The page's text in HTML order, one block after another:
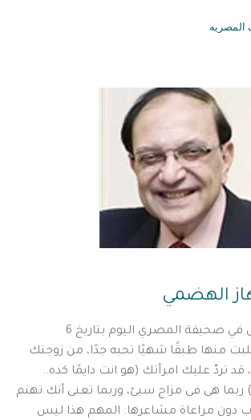
المصريه
الهضمي
كتب د.خليل فاضل في صحيفة المصري اليوم بتاريخ 6
إذا طلبت منها طبقًا شهيًا تحبه جدًا، من زوجتك
تردّ عليك امرأتك (هو انت دايمًا كده..
هى فى مزاج سيئ، وربما تعنى أنك تهتم
دون مراعاة مشاعرها. المهم هذا ليس